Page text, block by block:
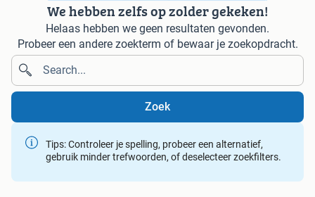
We hebben zelfs op zolder gekeken!
Helaas hebben we geen resultaten gevonden.
Probeer een andere zoekterm of bewaar je zoekopdracht.
Zoek
Tips: Controleer je spelling, probeer een alternatief,
gebruik minder trefwoorden, of deselecteer zoekfilters.